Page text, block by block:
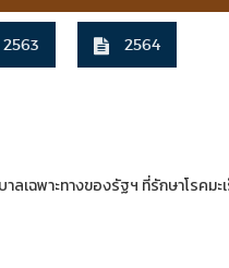
2563 2564
พาะทางของรัฐฯ ที่รักษาโรคมะ